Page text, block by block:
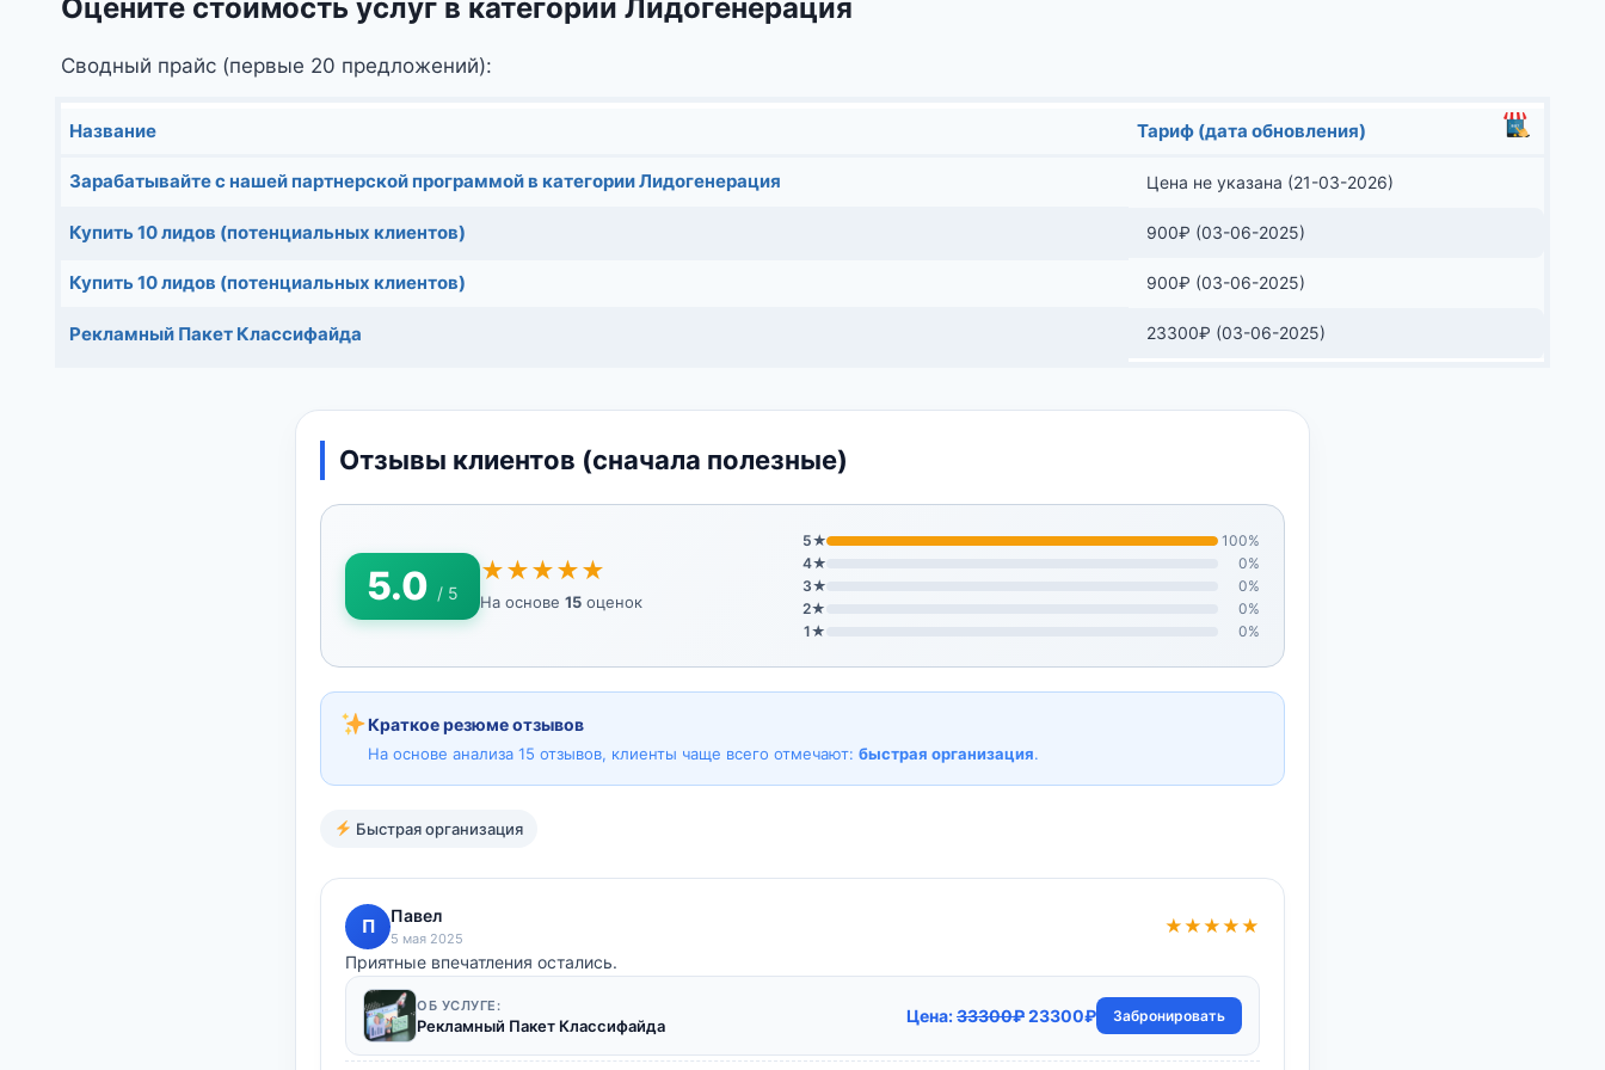
Оцените стоимость услуг в категории Лидогенерация
Сводный прайс (первые 20 предложений):
Название Тариф (дата обновления)
Зарабатывайте с нашей партнерской программой в категории Лидогенерация Цена не указана (21-03-2026)
Купить 10 лидов (потенциальных клиентов) 900₽ (03-06-2025)
Купить 10 лидов (потенциальных клиентов) 900₽ (03-06-2025)
Рекламный Пакет Классифайда 23300₽ (03-06-2025)
Отзывы клиентов (сначала полезные)
5.0 / 5
★★★★★
На основе 15 оценок
5★
100%
4★
0%
3★
0%
2★
0%
1★
0%
Краткое резюме отзывов
На основе анализа 15 отзывов, клиенты чаще всего отмечают: быстрая организация.
Быстрая организация
П Павел
5 мая 2025
★★★★★
Приятные впечатления остались.
ОБ УСЛУГЕ:
Рекламный Пакет Классифайда
Цена:33300₽Первоначальная
23300₽Текущая
цена:
Забронировать